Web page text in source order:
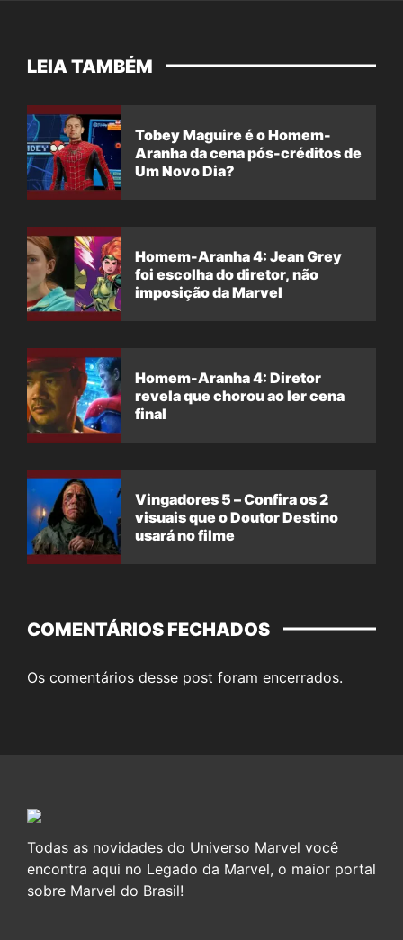
LEIA TAMBÉM
Tobey Maguire é o Homem-
Aranha da cena pós-créditos de
Um Novo Dia?
Homem-Aranha 4: Jean Grey
foi escolha do diretor, não
imposição da Marvel
Homem-Aranha 4: Diretor
revela que chorou ao ler cena
final
Vingadores 5 – Confira os 2
visuais que o Doutor Destino
usará no filme
COMENTÁRIOS FECHADOS
Os comentários desse post foram encerrados.
Todas as novidades do Universo Marvel você
encontra aqui no Legado da Marvel, o maior portal
sobre Marvel do Brasil!